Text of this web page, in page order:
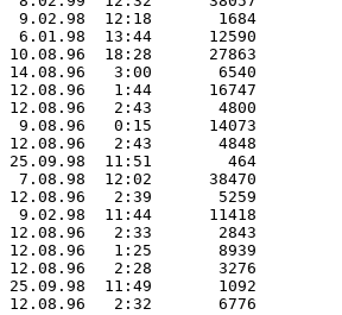
9.02.98  12:18       1684
6.01.98  13:44      12590
10.08.96  18:28      27863
14.08.96   3:00       6540
12.08.96   1:44      16747
12.08.96   2:43       4800
9.08.96   0:15      14073
12.08.96   2:43       4848
25.09.98  11:51        464
7.08.98  12:02      38470
12.08.96   2:39       5259
9.02.98  11:44      11418
12.08.96   2:33       2843
12.08.96   1:25       8939
12.08.96   2:28       3276
25.09.98  11:49       1092
12.08.96   2:32       6776